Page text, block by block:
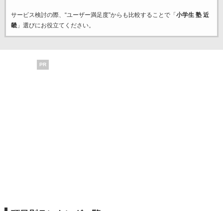
サービス検討の際、“ユーザー満足度”からも比較することで「 小学生 塾 近
畿」選びにお役立てください。
PR